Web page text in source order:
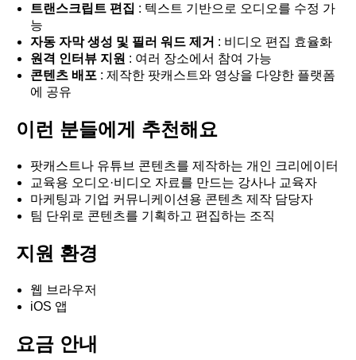
트랜스크립트 편집 : 텍스트 기반으로 오디오를 수정 가
능
자동 자막 생성 및 필러 워드 제거 : 비디오 편집 효율화
원격 인터뷰 지원 : 여러 장소에서 참여 가능
콘텐츠 배포 : 제작한 팟캐스트와 영상을 다양한 플랫폼
에 공유
이런 분들에게 추천해요
팟캐스트나 유튜브 콘텐츠를 제작하는 개인 크리에이터
교육용 오디오·비디오 자료를 만드는 강사나 교육자
마케팅과 기업 커뮤니케이션용 콘텐츠 제작 담당자
팀 단위로 콘텐츠를 기획하고 편집하는 조직
지원 환경
웹 브라우저
iOS 앱
요금 안내